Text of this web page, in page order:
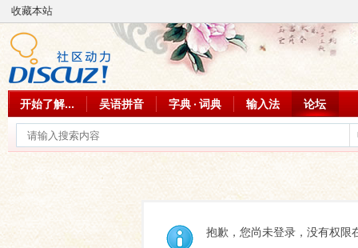
收藏本站
开始了解... 吴语拼音 字典 · 词典 输入法 论坛
抱歉，您尚未登录，没有权限